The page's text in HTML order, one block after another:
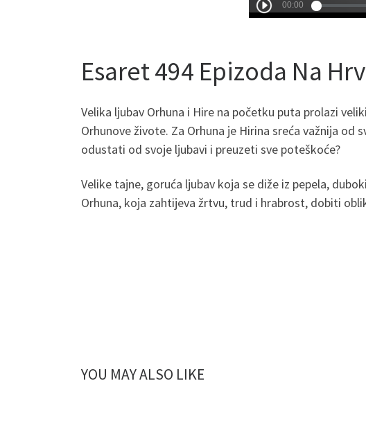
Esaret 494 Epizoda Na
Velika ljubav Orhuna i Hire na početku puta prolazi
Orhunove živote. Za Orhuna je Hirina sreća važnija od
odustati od svoje ljubavi i preuzeti sve poteškoće?
Velike tajne, goruća ljubav koja se diže iz pepela,
Orhuna, koja zahtijeva žrtvu, trud i hrabrost, dobiti
YOU MAY ALSO LIKE